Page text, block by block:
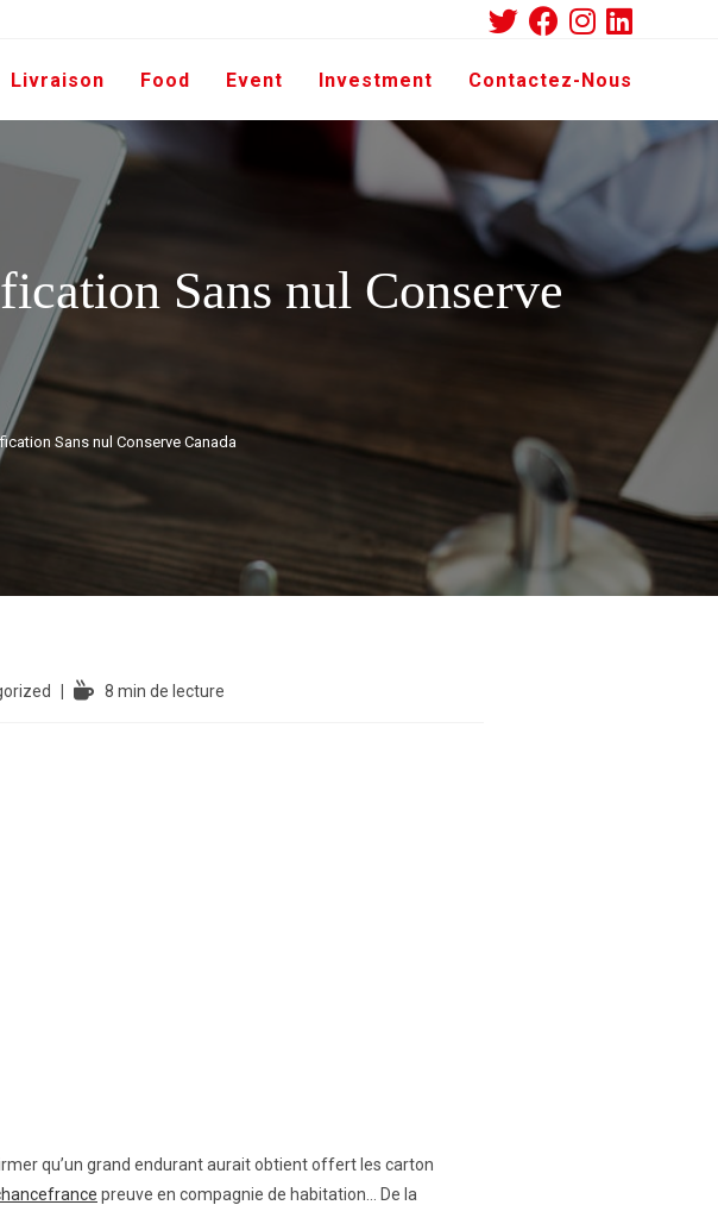
Livraison Food Event Investment Contactez-Nous
Sans nul Conserve
Sans nul Conserve Canada
8 min de lecture
qu’un grand endurant aurait obtient offert les carton
preuve en compagnie de habitation… De la